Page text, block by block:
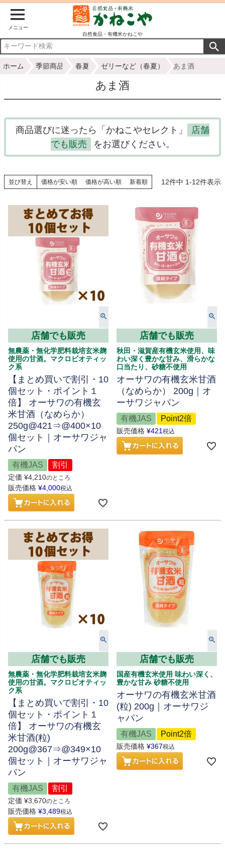
メニュー
自然食品・有機米かねこや
ホーム 季節商品 春夏 ゼリーなど（春夏） あま酒
あま酒
商品選びに迷ったら「かねこやセレクト」
店舗
でも販売
をお選びください。
並び替え 価格が安い順 価格が高い順 新着順 12件中 1-12件表示
店舗でも販売
無農薬・無化学肥料栽培玄米麹
使用の甘酒。マクロビオティッ
ク系
【まとめ買いで割引・10
個セット・ポイント１
倍】 オーサワの有機玄
米甘酒（なめらか）
250g@421⇒@400×10
個セット｜オーサワジャ
パン
有機JAS 割引
定価 ¥4,210のところ
販売価格 ¥4,000税込
店舗でも販売
秋田・滋賀産有機玄米使用、味
わい深く豊かな甘み、滑らかな
口当たり、砂糖不使用
オーサワの有機玄米甘酒
（なめらか） 200g｜オ
ーサワジャパン
有機JAS Point2倍
販売価格 ¥421税込
店舗でも販売
無農薬・無化学肥料栽培玄米麹
使用の甘酒。マクロビオティッ
ク系
【まとめ買いで割引・10
個セット・ポイント１
倍】 オーサワの有機玄
米甘酒(粒)
200g@367⇒@349×10
個セット｜オーサワジャ
パン
有機JAS 割引
定価 ¥3,670のところ
販売価格 ¥3,489税込
店舗でも販売
国産有機玄米使用 味わい深く、
豊かな甘み 砂糖不使用
オーサワの有機玄米甘酒
(粒) 200g｜オーサワジ
ャパン
有機JAS Point2倍
販売価格 ¥367税込